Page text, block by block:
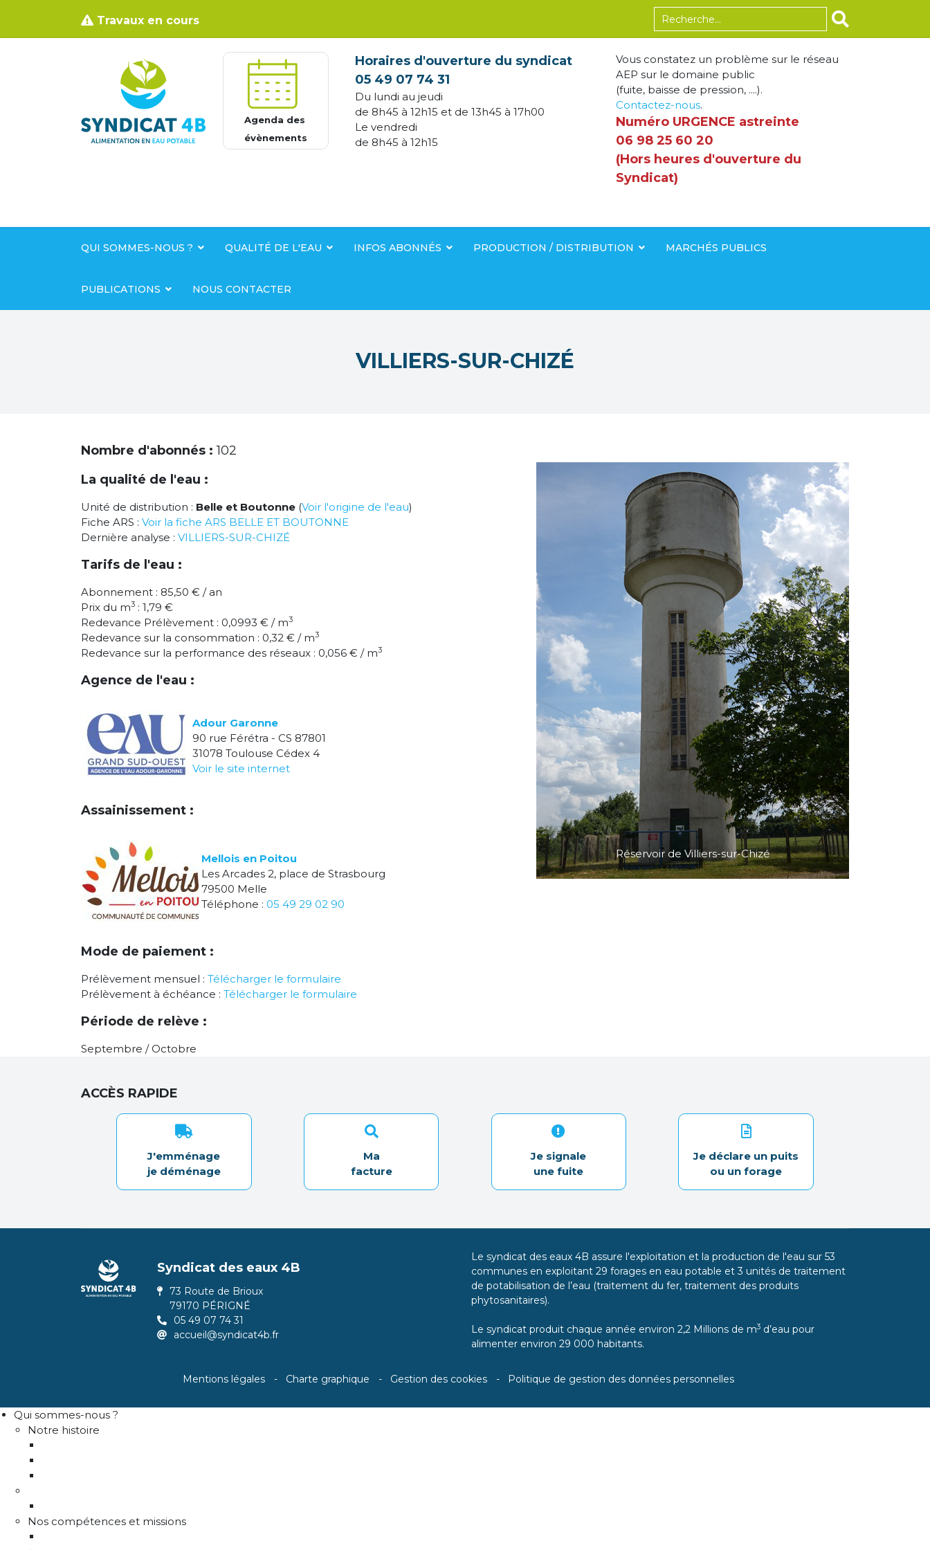
Travaux en cours Rechercher
Agenda des
évènements
Horaires d'ouverture du syndicat
05 49 07 74 31
Du lundi au jeudi
de 8h45 à 12h15 et de 13h45 à 17h00
Le vendredi
de 8h45 à 12h15
Vous constatez un problème sur le réseau
AEP sur le domaine public
(fuite, baisse de pression, ....).
Contactez-nous.
Numéro URGENCE astreinte
06 98 25 60 20
(Hors heures d'ouverture du
Syndicat)
QUI SOMMES-NOUS ? QUALITÉ DE L'EAU INFOS ABONNÉS PRODUCTION / DISTRIBUTION MARCHÉS PUBLICS
PUBLICATIONS NOUS CONTACTER
VILLIERS-SUR-CHIZÉ
Nombre d'abonnés :102
La qualité de l'eau :
Unité de distribution : Belle et Boutonne (Voir l'origine de l'eau)
Fiche ARS : Voir la fiche ARS BELLE ET BOUTONNE
Dernière analyse : VILLIERS-SUR-CHIZÉ
Tarifs de l'eau :
Abonnement : 85,50 € / an
Prix du m3 : 1,79 €
Redevance Prélèvement : 0,0993 € / m3
Redevance sur la consommation : 0,32 € / m3
Redevance sur la performance des réseaux : 0,056 € / m3
Agence de l'eau :
Adour Garonne
90 rue Férétra - CS 87801
31078 Toulouse Cédex 4
Voir le site internet
Assainissement :
Mellois en Poitou
Les Arcades 2, place de Strasbourg
79500 Melle
Téléphone : 05 49 29 02 90
Mode de paiement :
Prélèvement mensuel : Télécharger le formulaire
Prélèvement à échéance : Télécharger le formulaire
Période de relève :
Septembre / Octobre
Réservoir de Villiers-sur-Chizé
ACCÈS RAPIDE
J'emménage
je déménage
Ma
facture
Je signale
une fuite
Je déclare un puits
ou un forage
Syndicat des eaux 4B
73 Route de Brioux
79170 PÉRIGNÉ
05 49 07 74 31
accueil@syndicat4b.fr
Le syndicat des eaux 4B assure l'exploitation et la production de l'eau sur 53
communes en exploitant 29 forages en eau potable et 3 unités de traitement
de potabilisation de l’eau (traitement du fer, traitement des produits
phytosanitaires).
Le syndicat produit chaque année environ 2,2 Millions de m3 d’eau pour
alimenter environ 29 000 habitants.
Mentions légales Charte graphique Gestion des cookies Politique de gestion des données personnelles
Qui sommes-nous ?
Notre histoire
Nos compétences et missions